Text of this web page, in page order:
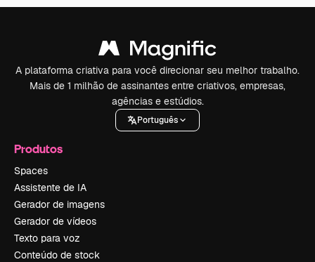
A plataforma criativa para você direcionar seu melhor trabalho.
Mais de 1 milhão de assinantes entre criativos, empresas,
agências e estúdios.
Português
Produtos
Spaces
Assistente de IA
Gerador de imagens
Gerador de vídeos
Texto para voz
Conteúdo de stock